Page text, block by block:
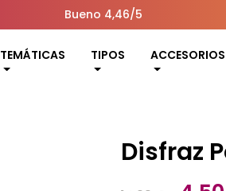
Bueno 4,46/5
TEMÁTICAS TIPOS ACCESORIOS
Disfraz